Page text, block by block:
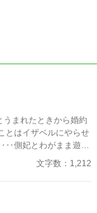
まれたときから婚約
とはイザベルにやらせ
側妃とわがまま遊び
文字数：1,212